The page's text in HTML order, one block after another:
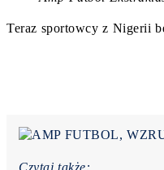
Teraz sportowcy z Nigerii
Czytaj także: